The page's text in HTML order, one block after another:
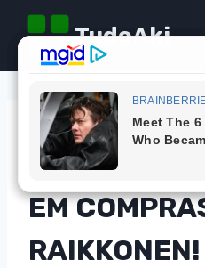
Pular
para
TudoAki
CAMPANHAS
CONCORRA
EM
RAIKKONEN!